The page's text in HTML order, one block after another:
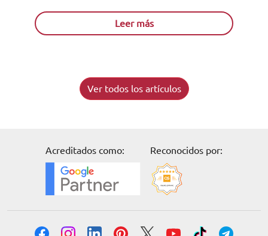
Leer más
Ver todos los artículos
Acreditados como: Reconocidos por: